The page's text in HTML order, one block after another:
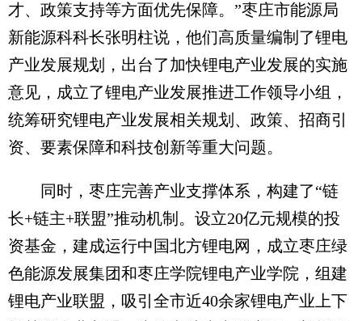
才、政策支持等方面优先保障。”枣庄市能源局
新能源科科长张明柱说，他们高质量编制了锂电
产业发展规划，出台了加快锂电产业发展的实施
意见，成立了锂电产业发展推进工作领导小组，
统筹研究锂电产业发展相关规划、政策、招商引
资、要素保障和科技创新等重大问题。
同时，枣庄完善产业支撑体系，构建了“链
长+链主+联盟”推动机制。设立20亿元规模的投
资基金，建成运行中国北方锂电网，成立枣庄绿
色能源发展集团和枣庄学院锂电产业学院，组建
锂电产业联盟，吸引全市近40余家锂电产业上下